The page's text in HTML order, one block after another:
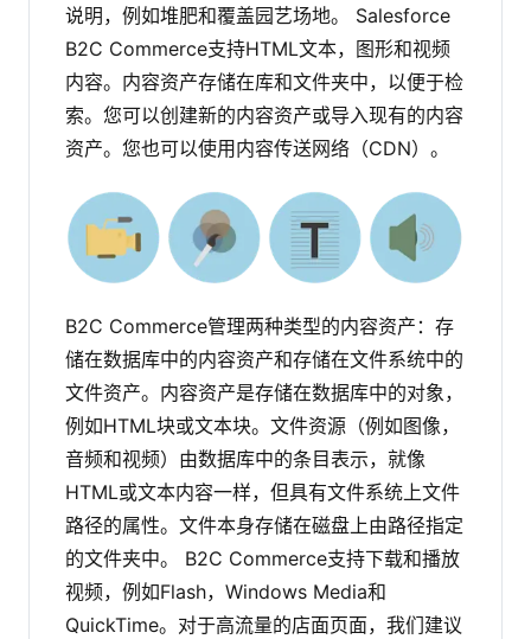
说明，例如堆肥和覆盖园艺场地。
Salesforce
B2C Commerce支持HTML文本，图形和视频
内容。内容资产存储在库和文件夹中，以便于检
索。您可以创建新的内容资产或导入现有的内容
资产。您也可以使用内容传送网络（CDN）。
B2C Commerce管理两种类型的内容资产：存
储在数据库中的内容资产和存储在文件系统中的
文件资产。内容资产是存储在数据库中的对象，
例如HTML块或文本块。文件资源（例如图像，
音频和视频）由数据库中的条目表示，就像
HTML或文本内容一样，但具有文件系统上文件
路径的属性。文件本身存储在磁盘上由路径指定
的文件夹中。
B2C Commerce支持下载和播放
视频，例如Flash，Windows Media和
QuickTime。对于高流量的店面页面，我们建议